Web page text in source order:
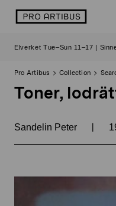
logo
Elverket Tue–Sun 11–17 |
Pro Artibus Collection
Toner,
Sandelin Peter |